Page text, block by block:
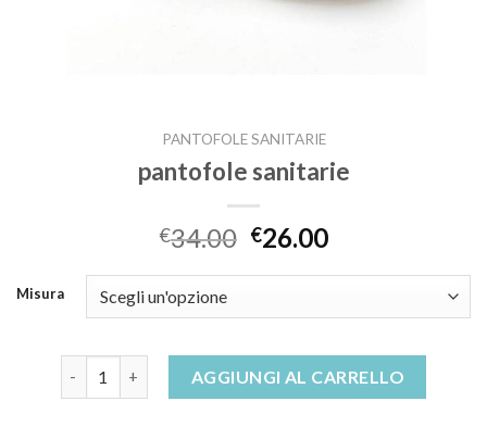
PANTOFOLE SANITARIE
pantofole sanitarie
€34.00 €26.00
Misura
AGGIUNGI AL CARRELLO